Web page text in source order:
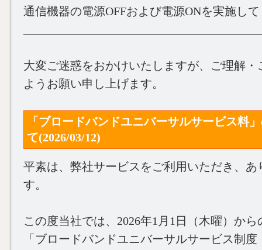
通信機器の電源OFFおよび電源ONを実施し
大変ご迷惑をおかけいたしますが、ご理解・
ようお願い申し上げます。
「ブロードバンドユニバーサルサービス料
て(2026/03/12)
平素は、弊社サービスをご利用いただき、あ
す。
この度当社では、2026年1月1日（木曜）から
「ブロードバンドユニバーサルサービス制